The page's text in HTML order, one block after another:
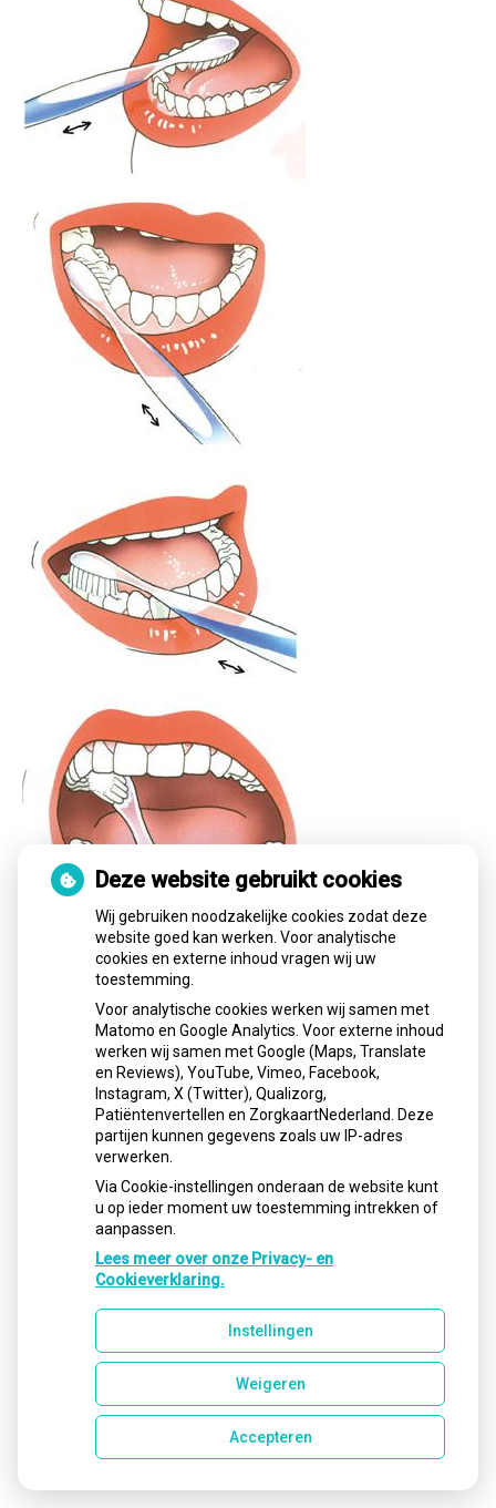
Deze website gebruikt cookies
Wij gebruiken noodzakelijke cookies zodat deze
website goed kan werken. Voor analytische
cookies en externe inhoud vragen wij uw
toestemming.
Voor analytische cookies werken wij samen met
Matomo en Google Analytics. Voor externe inhoud
werken wij samen met Google (Maps, Translate
en Reviews), YouTube, Vimeo, Facebook,
Instagram, X (Twitter), Qualizorg,
Patiëntenvertellen en ZorgkaartNederland. Deze
partijen kunnen gegevens zoals uw IP-adres
verwerken.
Via Cookie-instellingen onderaan de website kunt
u op ieder moment uw toestemming intrekken of
aanpassen.
Lees meer over onze Privacy- en
Cookieverklaring.
Instellingen
Weigeren
Accepteren